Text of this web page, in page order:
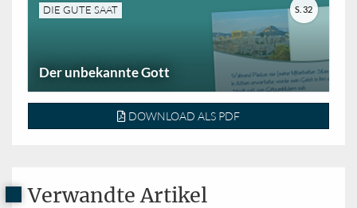
DIE GUTE SAAT
Der unbekannte Gott
S. 32
DOWNLOAD ALS PDF
Verwandte Artikel